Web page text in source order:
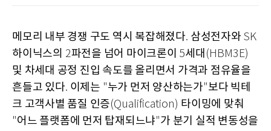
메모리 내부 경쟁 구도 역시 복잡해졌다. 삼성전자와 SK
하이닉스의 2파전을 넘어 마이크론이 5세대 (HBM3E)
및 차세대 공정 진입 속도를 올리면서 가격과 점유율을
흔들고 있다. 이제는 "누가 먼저 양산하는가"보다 빅테
크 고객사별 품질 인증(Qualification) 타이밍에 맞춰
"어느 플랫폼에 먼저 탑재되느냐"가 분기 실적 변동성을